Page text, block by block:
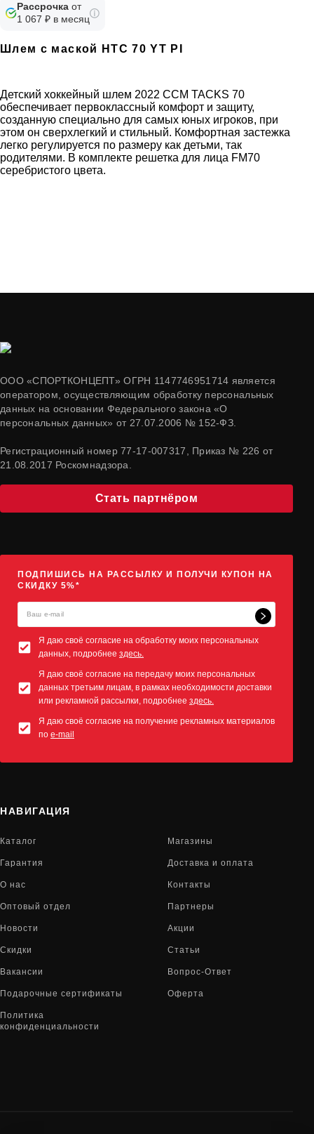
Рассрочка от
1 067 ₽ в месяц
Шлем с маской HTC 70 YT PI
Детский хоккейный шлем 2022 CCM TACKS 70
обеспечивает первоклассный комфорт и защиту,
созданную специально для самых юных игроков, при
этом он сверхлегкий и стильный. Комфортная застежка
легко регулируется по размеру как детьми, так
родителями. В комплекте решетка для лица FM70
серебристого цвета.
ООО «СПОРТКОНЦЕПТ» ОГРН 1147746951714 является
оператором, осуществляющим обработку персональных
данных на основании Федерального закона «О
персональных данных» от 27.07.2006 № 152-ФЗ.
Регистрационный номер 77-17-007317, Приказ № 226 от
21.08.2017 Роскомнадзора.
Стать партнёром
ПОДПИШИСЬ НА РАССЫЛКУ И ПОЛУЧИ КУПОН НА
СКИДКУ 5%*
Я даю своё согласие на обработку моих персональных
данных, подробнее здесь.
Я даю своё согласие на передачу моих персональных
данных третьим лицам, в рамках необходимости доставки
или рекламной рассылки, подробнее здесь.
Я даю своё согласие на получение рекламных материалов
по e-mail
НАВИГАЦИЯ
Каталог Магазины
Гарантия Доставка и оплата
О нас Контакты
Оптовый отдел Партнеры
Новости Акции
Скидки Статьи
Вакансии Вопрос-Ответ
Подарочные сертификаты Оферта
Политика
конфиденциальности